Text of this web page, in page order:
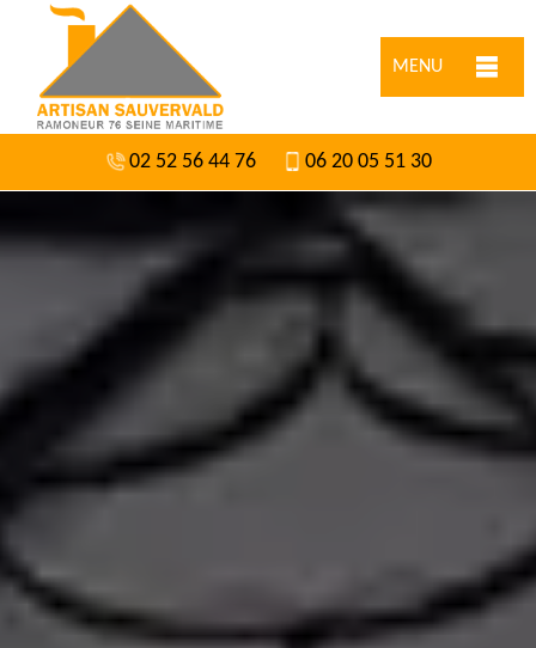
MENU
02 52 56 44 76 06 20 05 51 30